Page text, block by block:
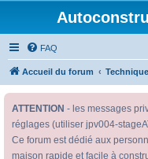
FAQ
Accueil du forum Technique
ATTENTION - les messages
réglages (utiliser jpv004-
Ce forum est dédié aux
maison rapide et facile à